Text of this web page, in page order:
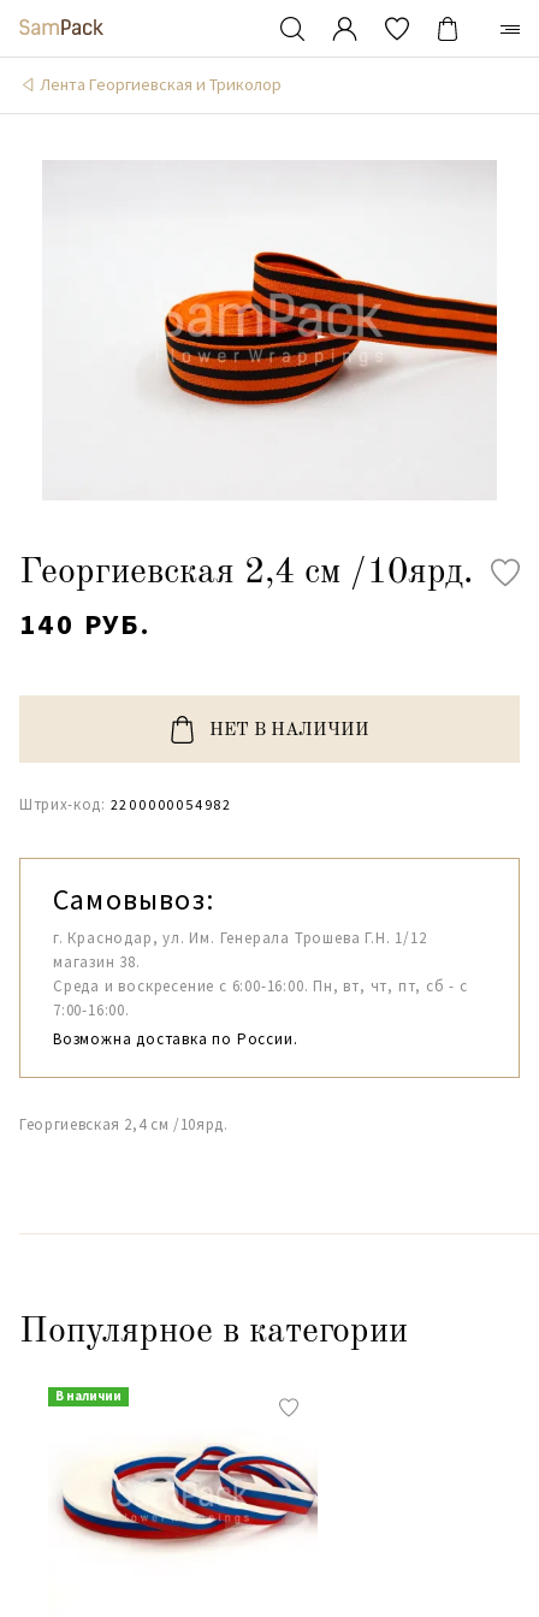
Лента Георгиевская и Триколор
Георгиевская 2,4 см /10ярд.
140 РУБ.
НЕТ В НАЛИЧИИ
Штрих-код: 2200000054982
Самовывоз:
г. Краснодар, ул. Им. Генерала Трошева Г.Н. 1/12
магазин 38.
Среда и воскресение с 6:00-16:00. Пн, вт, чт, пт, сб - с
7:00-16:00.
Возможна доставка по России.
Георгиевская 2,4 см /10ярд.
Популярное в категории
В наличии